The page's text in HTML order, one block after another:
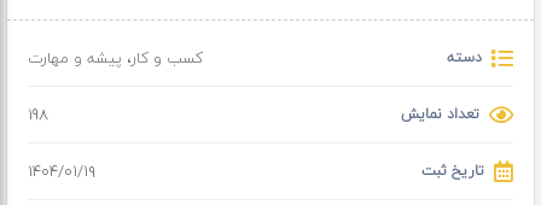
لایق بهترینه!
شماره تماس: [شماره‌تون رو اینجا بذارین]
ساده، مطمئن، با ضمانت - ما به مبل‌هاتون جون دوباره می‌دیم!
دسته کسب و کار، پیشه و مهارت
تعداد نمایش 198
تاریخ ثبت ۱۴۰۴/۰۱/۱۹